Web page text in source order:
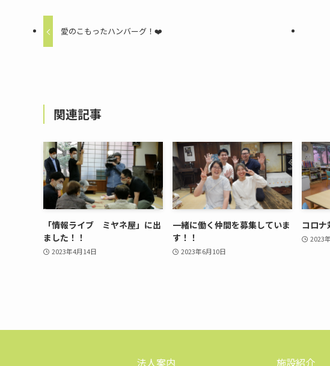
愛のこもったハンバーグ！❤️
関連記事
「情報ライブ ミヤネ屋」に出
ました！！
2023年4月14日
一緒に働く仲間を募集していま
す！！
2023年6月10日
コロナ
2023
法人案内 施設紹介